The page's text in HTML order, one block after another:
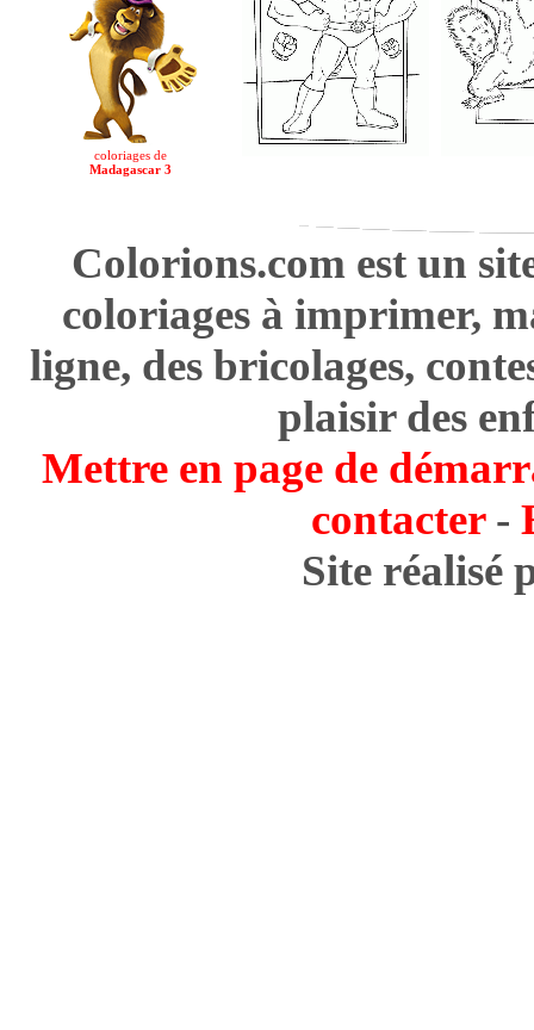
coloriages de
Madagascar 3
Colorions.com est un
coloriages à imprimer,
ligne, des bricolages,
plaisir des
Mettre en page de
contacter-
Site réalisé